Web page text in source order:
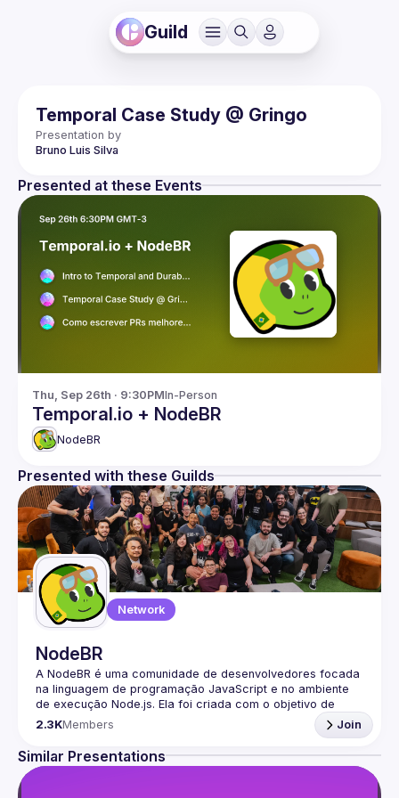
Guild
Temporal Case Study @ Gringo
Presentation by
Bruno Luis Silva
Presented at these Events
Thu, Sep 26th · 9:30PMIn-Person
Temporal.io + NodeBR
NodeBR
Presented with these Guilds
Network
NodeBR
A NodeBR é uma comunidade de desenvolvedores focada
na linguagem de programação JavaScript e no ambiente
de execução Node.js. Ela foi criada com o objetivo de
reunir programadores brasileiros interessados em
compartilhar conhecimentos, trocar experiências e
fortalecer a comunidade de desenvolvedores em torno
2.3KMembers Join
Similar Presentations